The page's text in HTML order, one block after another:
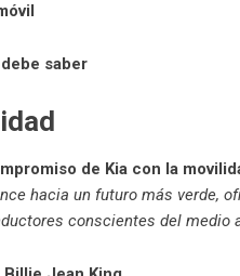
saber
de Kia con la
hacia un futuro más verde,
conscientes del medio